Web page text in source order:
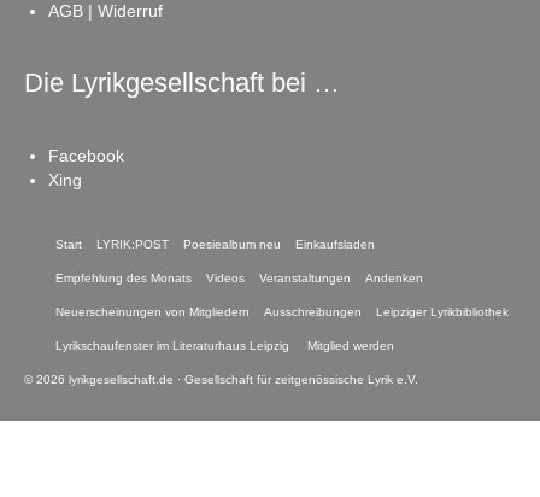
AGB | Widerruf
Die Lyrikgesellschaft bei …
Facebook
Xing
Start LYRIK:POST Poesiealbum neu Einkaufsladen
Empfehlung des Monats Videos Veranstaltungen Andenken
Neuerscheinungen von Mitgliedern Ausschreibungen Leipziger Lyrikbibliothek
Lyrikschaufenster im Literaturhaus Leipzig Mitglied werden
© 2026 lyrikgesellschaft.de · Gesellschaft für zeitgenössische Lyrik e.V.